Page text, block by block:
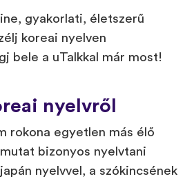
gyakorlati, életszerű
koreai nyelven
bele a uTalkkal már most!
nyelvről
rokona egyetlen más élő
bizonyos nyelvtani
nyelvvel, a szókincsének